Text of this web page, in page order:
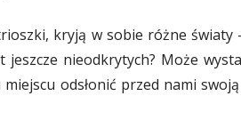
kryją w sobie różne światy
nieodkrytych? Może
odsłonić przed nami